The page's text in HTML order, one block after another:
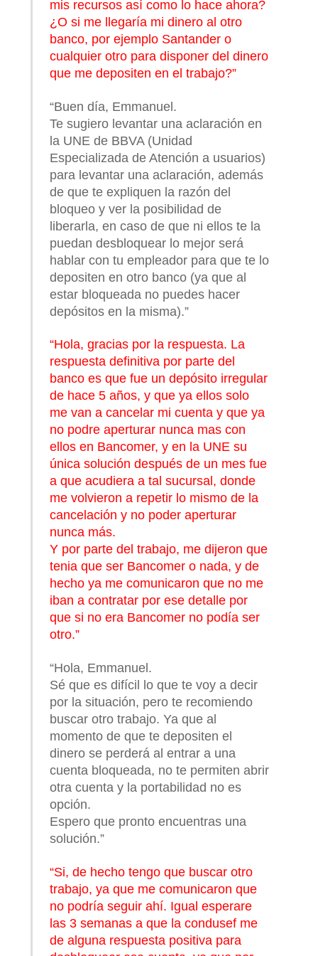
mis recursos así como lo hace ahora?
¿O si me llegaría mi dinero al otro
banco, por ejemplo Santander o
cualquier otro para disponer del dinero
que me depositen en el trabajo?”
“Buen día, Emmanuel.
Te sugiero levantar una aclaración en
la UNE de BBVA (Unidad
Especializada de Atención a usuarios)
para levantar una aclaración, además
de que te expliquen la razón del
bloqueo y ver la posibilidad de
liberarla, en caso de que ni ellos te la
puedan desbloquear lo mejor será
hablar con tu empleador para que te lo
depositen en otro banco (ya que al
estar bloqueada no puedes hacer
depósitos en la misma).”
“Hola, gracias por la respuesta. La
respuesta definitiva por parte del
banco es que fue un depósito irregular
de hace 5 años, y que ya ellos solo
me van a cancelar mi cuenta y que ya
no podre aperturar nunca mas con
ellos en Bancomer, y en la UNE su
única solución después de un mes fue
a que acudiera a tal sucursal, donde
me volvieron a repetir lo mismo de la
cancelación y no poder aperturar
nunca más.
Y por parte del trabajo, me dijeron que
tenia que ser Bancomer o nada, y de
hecho ya me comunicaron que no me
iban a contratar por ese detalle por
que si no era Bancomer no podía ser
otro.”
“Hola, Emmanuel.
Sé que es difícil lo que te voy a decir
por la situación, pero te recomiendo
buscar otro trabajo. Ya que al
momento de que te depositen el
dinero se perderá al entrar a una
cuenta bloqueada, no te permiten abrir
otra cuenta y la portabilidad no es
opción.
Espero que pronto encuentras una
solución.”
“Si, de hecho tengo que buscar otro
trabajo, ya que me comunicaron que
no podría seguir ahí. Igual esperare
las 3 semanas a que la condusef me
de alguna respuesta positiva para